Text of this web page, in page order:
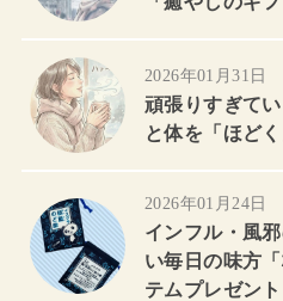
2026年01月31日
頑張りすぎて
と体を「ほど
2026年01月24日
インフル・風
い毎日の味方
テムプレゼント